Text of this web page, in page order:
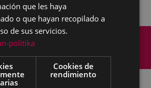
Sitio
Aviso legal
cookies
Accesibilidad
que les haya
o que hayan recopilado a
de sus servicios.
politika
Cookies de
rendimiento